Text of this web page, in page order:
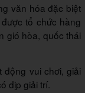
văn hóa đặc biệt
tổ chức hàng
gió hòa, quốc thái
động vui chơi, giải
dịp giải trí.